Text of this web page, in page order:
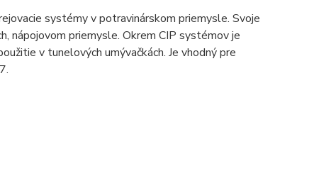
systémy v potravinárskom priemysle. Svoje
nápojovom priemysle. Okrem CIP systémov je
v tunelových umývačkách. Je vhodný pre